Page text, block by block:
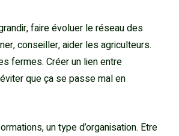
faire évoluer le réseau des
conseiller, aider les agriculteurs.
fermes. Créer un lien entre
que ça se passe mal en
un type d’organisation. Etre